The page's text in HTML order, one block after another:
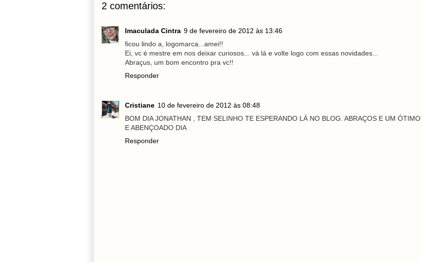
2 comentários:
Imaculada Cintra 9 de fevereiro de 2012 às 13:46
ficou lindo a, logomarca...amei!!
Ei, vc é mestre em nos deixar curiosos... vá lá e volte logo com essas novidades...
Abraçus, um bom encontro pra vc!!
Responder
Cristiane 10 de fevereiro de 2012 às 08:48
BOM DIA JONATHAN , TEM SELINHO TE ESPERANDO LÁ NO BLOG. ABRAÇOS E UM ÓTIMO
E ABENÇOADO DIA
Responder